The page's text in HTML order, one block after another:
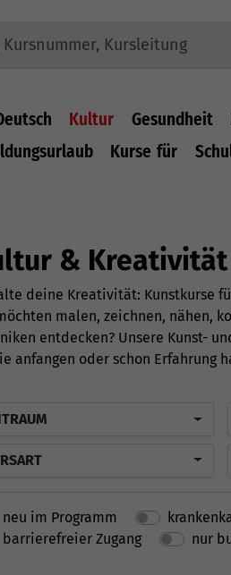
Kultur Gesundheit
Kurse für
& Kreativität
deine Kreativität: Kunstkurse
malen, zeichnen, nähen,
entdecken? Unsere Kunst-
anfangen oder schon Erfahrung
neu im Programm
barrierefreier Zugang
nur